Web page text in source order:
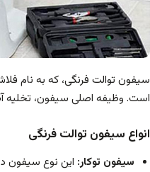
سیفون توالت فرنگی، که به نام
است. وظیفه اصلی سیفون،
انواع سیفون توالت فرنگی
سیفون توکار: این نوع سیفون